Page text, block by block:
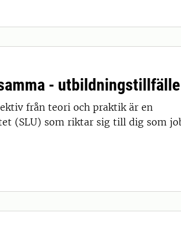
-
från teori och praktik är en
(SLU) som riktar sig till dig som